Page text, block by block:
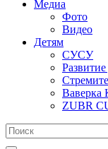
Медиа
Фото
Видео
Детям
СУСУ
Ваверка
ZUBR